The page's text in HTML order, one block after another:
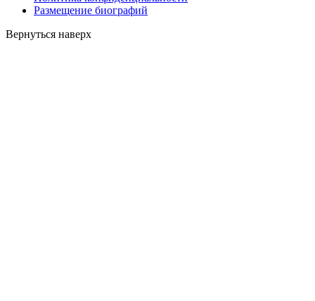
Размещение биографий
Вернуться наверх